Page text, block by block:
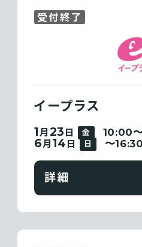
受付終了
イープラス
1月 23 日 金 10:00
6月 14 日 日 〜16:30
詳細